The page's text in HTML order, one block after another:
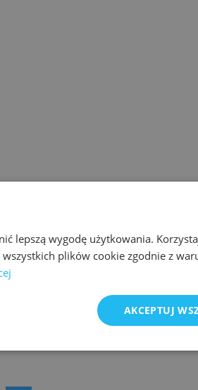
lepszą wygodę użytkowania.
plików cookie zgodnie z
AKCEPTUJ